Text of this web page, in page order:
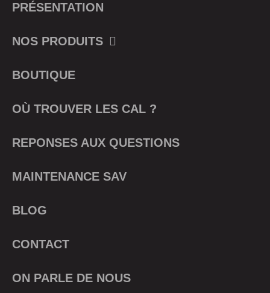
PRÉSENTATION
NOS PRODUITS
BOUTIQUE
OÙ TROUVER LES CAL ?
REPONSES AUX QUESTIONS
MAINTENANCE SAV
BLOG
CONTACT
ON PARLE DE NOUS